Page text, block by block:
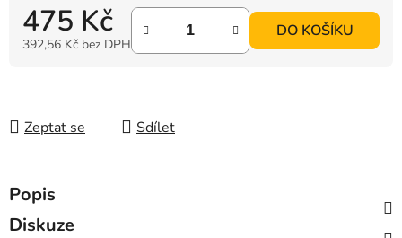
475 Kč
392,56 Kč bez DPH
DO KOŠÍKU
Zeptat se Sdílet
Popis
Diskuze